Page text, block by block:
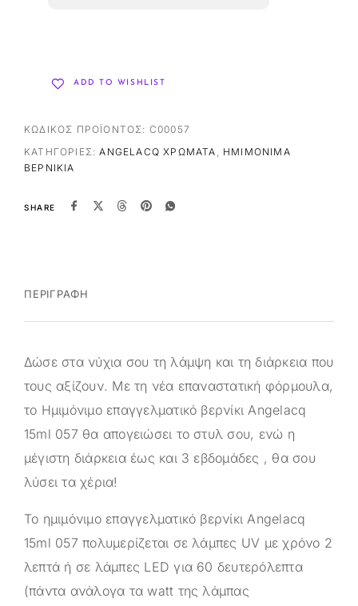
ADD TO WISHLIST
ΚΩΔΙΚΌΣ ΠΡΟΪΌΝΤΟΣ: C00057
ΚΑΤΗΓΟΡΊΕΣ:ANGELACQ ΧΡΏΜΑΤΑ , ΗΜΙΜΌΝΙΜΑ
ΒΕΡΝΊΚΙΑ
SHARE
ΠΕΡΙΓΡΑΦΉ
Δώσε στα νύχια σου τη λάμψη και τη διάρκεια που
τους αξίζουν. Με τη νέα επαναστατική φόρμουλα,
το Ημιμόνιμο επαγγελματικό βερνίκι Angelacq
15ml 057 θα απογειώσει το στυλ σου, ενώ η
μέγιστη διάρκεια έως και 3 εβδομάδες , θα σου
λύσει τα χέρια!
Το ημιμόνιμο επαγγελματικό βερνίκι Angelacq
15ml 057 πολυμερίζεται σε λάμπες UV με χρόνο 2
λεπτά ή σε λάμπες LED για 60 δευτερόλεπτα
(πάντα ανάλογα τα watt της λάμπας